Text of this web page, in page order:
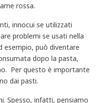
rossa.
innocui se utilizzati
problemi se usati nella
esempio, può diventare
dopo la pasta,
Per questo è importante
dai pasti.
Spesso, infatti, pensiamo